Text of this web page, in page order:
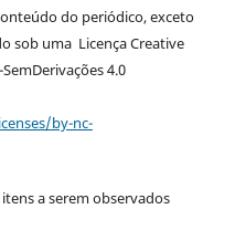
do periódico, exceto
sob uma Licença Creative
4.0
by-nc-
a serem observados